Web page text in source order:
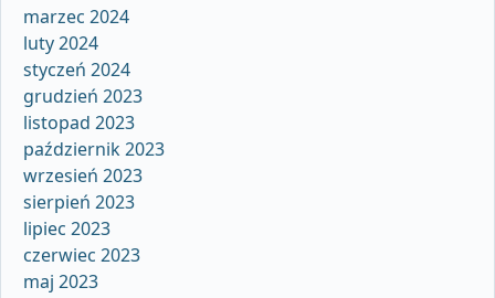
marzec 2024
luty 2024
styczeń 2024
grudzień 2023
listopad 2023
październik 2023
wrzesień 2023
sierpień 2023
lipiec 2023
czerwiec 2023
maj 2023